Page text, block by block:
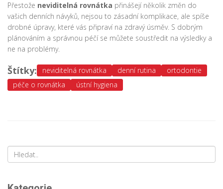
Přestože neviditelná rovnátka přinášejí několik změn do
vašich denních návyků, nejsou to zásadní komplikace, ale spíše
drobné úpravy, které vás připraví na zdravý úsměv. S dobrým
plánováním a správnou péčí se můžete soustředit na výsledky a
ne na problémy.
Štítky: neviditelná rovnátka denní rutina
ortodontie
péče o rovnátka
ústní hygiena